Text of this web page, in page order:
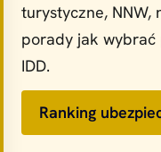
turystyczne, NNW,
porady jak wybrać
IDD.
Ranking